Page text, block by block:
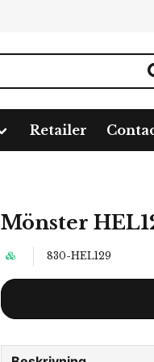
Retailer
Mönster
830-HEL129